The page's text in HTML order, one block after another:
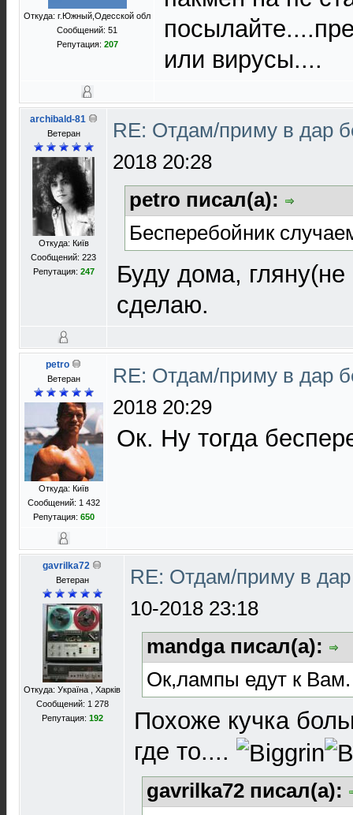
Откуда: г.Южный,Одесской обл
Сообщений: 51
Репутация: 207
или вирусы....
archibald-81
Ветеран
Откуда: Київ
Сообщений: 223
Репутация: 247
RE: Отдам/приму в дар
2018 20:28
petro писал(а):
Бесперебойник
Буду дома,
сделаю.
petro
Ветеран
Откуда: Київ
Сообщений: 1 432
Репутация: 650
RE: Отдам/приму в дар
2018 20:29
Ок. Ну тогда
gavrilka72
Ветеран
Откуда: Україна , Харків
Сообщений: 1 278
Репутация: 192
RE: Отдам/приму в
10-2018 23:18
mandga писал(а):
Ок,лампы едут к Вам.
Похоже кучка
где то....
gavrilka72 писал(а):